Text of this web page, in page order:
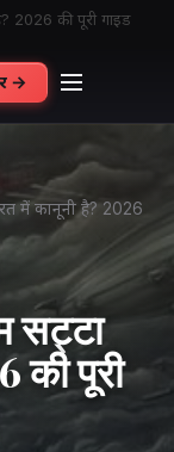
2026 की पूरी गाइड
→
में कानूनी है? 2026
सट्टा
की पूरी